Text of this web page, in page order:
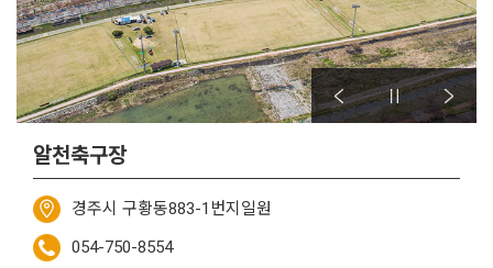
알천축구장
경주시 구황동883-1번지일원
054-750-8554